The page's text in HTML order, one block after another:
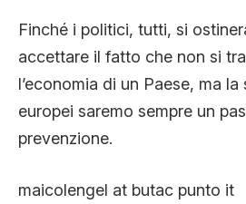
Finché i politici, tutti, si
accettare il fatto che non si
l’economia di un Paese, ma
europei saremo sempre un
prevenzione.
maicolengel at butac punto it